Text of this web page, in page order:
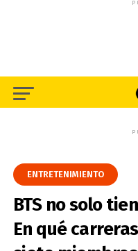
ENTRETENIMIENTO
BTS no solo
En qué